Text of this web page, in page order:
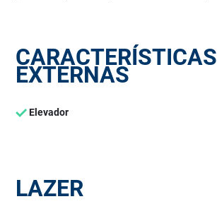
CARACTERÍSTICAS
EXTERNAS
Elevador
LAZER